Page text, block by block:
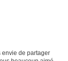
envie de partager